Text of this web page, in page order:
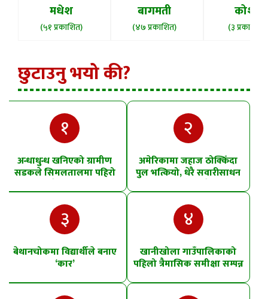
मधेश
(५१ प्रकाशित)
बागमती
(४७ प्रकाशित)
कोशी
(३ प्रकाशित)
छुटाउनु भयो की?
१
अन्धाधुन्ध खनिएको ग्रामीण
सडकले सिमलतालमा पहिरो
खसेको शंका
२
अमेरिकामा जहाज ठोक्किँदा
पुल भत्कियो, धेरै सवारीसाधन
पानीमा खसे
३
बेथानचोकमा विद्यार्थीले बनाए
‘कार’
४
खानीखोला गाउँपालिकाको
पहिलो त्रैमासिक समीक्षा सम्पन्न